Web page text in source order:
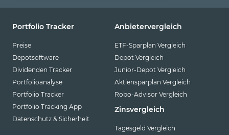
Portfolio Tracker
Preise
Depotsoftware
Dividenden Tracker
Portfolioanalyse
Portfolio Tracker
Portfolio Tracking App
Datenschutz & Sicherheit
Anbietervergleich
ETF-Sparplan Vergleich
Depot Vergleich
Junior-Depot Vergleich
Aktiensparplan Vergleich
Robo-Advisor Vergleich
Zinsvergleich
Tagesgeld Vergleich